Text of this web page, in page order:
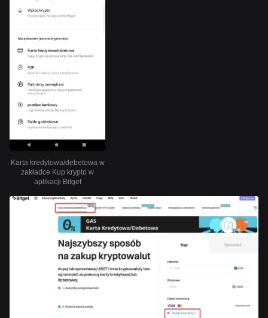
Karta kredytowa/debetowa w
zakładce Kup krypto w
aplikacji Bitget